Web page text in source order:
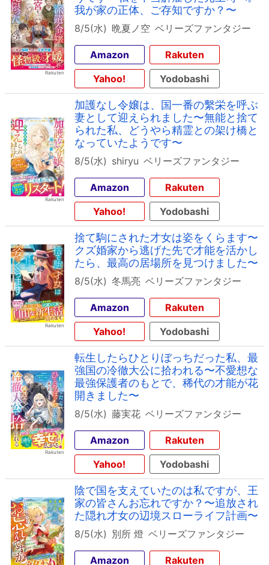
我が家の正体、ご存知ですか？〜
8/5(水) 晩夏ノ空 ベリーズファンタジー
Amazon
Rakuten
Yahoo!
Yodobashi
加護なし令嬢は、国一番の繫栄を呼ぶ
妻として迎えられました〜無能と捨て
られた私、どうやら精霊との架け橋と
なっていたようです〜
8/5(水) shiryu ベリーズファンタジー
Amazon
Rakuten
Yahoo!
Yodobashi
捨て駒にされた才女は姿をくらます〜
クズ婚家から逃げた先で才能を活かし
たら、最高の居場所を見つけました〜
8/5(水) 冬馬亮 ベリーズファンタジー
Amazon
Rakuten
Yahoo!
Yodobashi
転生したらひとりぼっちだった私、最
強国の冷徹大公に拾われる〜不愛想な
最強保護者のもとで、稀代の才能が花
開きました〜
8/5(水) 藤実花 ベリーズファンタジー
Amazon
Rakuten
Yahoo!
Yodobashi
陰で国を支えていたのは私ですが、王
家の皆さんお忘れですか？〜追放され
た隠れ才女の辺境スローライフ計画〜
8/5(水) 別所 燈 ベリーズファンタジー
Amazon
Rakuten